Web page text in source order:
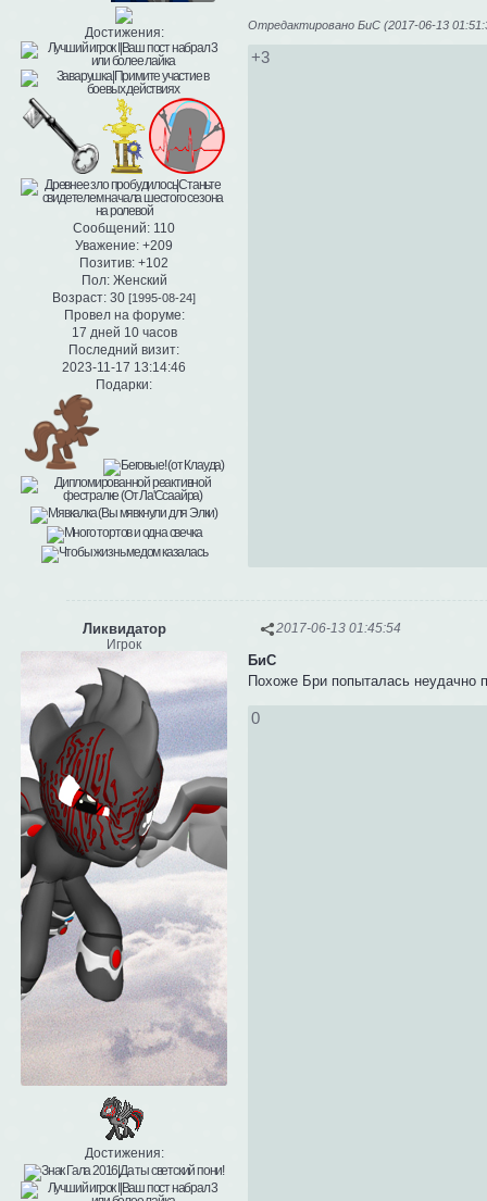
Достижения:
Сообщений: 110
Уважение: +209
Позитив: +102
Пол:Женский
Возраст: 30 [1995-08-24]
Провел на форуме:
17 дней 10 часов
Последний визит:
2023-11-17 13:14:46
Подарки:
Отредактировано БиС (2017-06-13
+3
2017-06-13 01:45:54
Ликвидатор
Игрок
Достижения:
БиС
Похоже Бри попыталась неудачно
0